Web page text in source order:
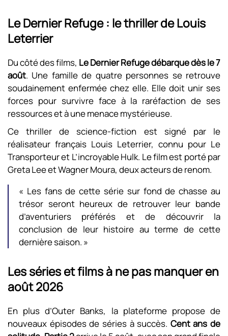
Le Dernier Refuge : le thriller de Louis
Leterrier
Du côté des films, Le Dernier Refuge débarque dès le 7
août. Une famille de quatre personnes se retrouve
soudainement enfermée chez elle. Elle doit unir ses
forces pour survivre face à la raréfaction de ses
ressources et à une menace mystérieuse.
Ce thriller de science-fiction est signé par le
réalisateur français Louis Leterrier, connu pour Le
Transporteur et L’incroyable Hulk. Le film est porté par
Greta Lee et Wagner Moura, deux acteurs de renom.
« Les fans de cette série sur fond de chasse au
trésor seront heureux de retrouver leur bande
d’aventuriers préférés et de découvrir la
conclusion de leur histoire au terme de cette
dernière saison. »
Les séries et films à ne pas manquer en
août 2026
En plus d’Outer Banks, la plateforme propose de
nouveaux épisodes de séries à succès. Cent ans de